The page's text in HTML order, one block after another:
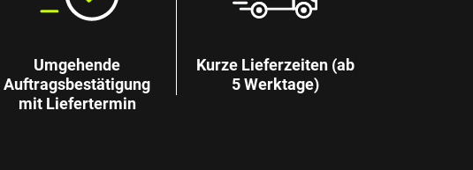
Umgehende
Auftragsbestätigung
mit Liefertermin
Kurze Lieferzeiten (ab
5 Werktage)